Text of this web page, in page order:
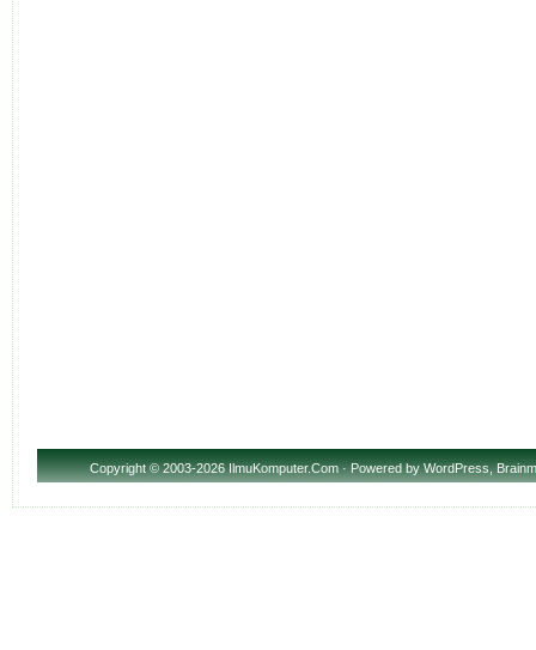
Copyright© 2003-2026 IlmuKomputer.Com · Powered byWordPress,